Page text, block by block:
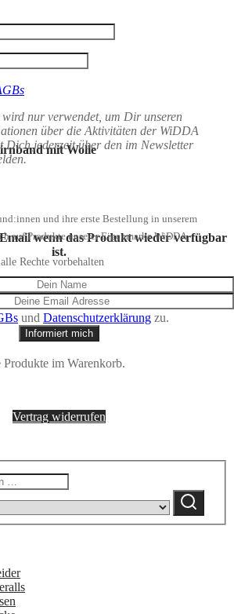
mit Wolle
wenn das Produkt wieder verfügbar
ist.
und Datenschutzerklärung zu.
Informiert mich
nur verwendet, um Dir unseren
über die Aktivitäten der WiDDA
Dich jederzeit über den im Newsletter
und ihre erste Bestellung in unserem
auf Produkte unserer Eigenmarke WiDDA.
Rechte vorbehalten
im Warenkorb.
Vertrag widerrufen
category:
Suchen